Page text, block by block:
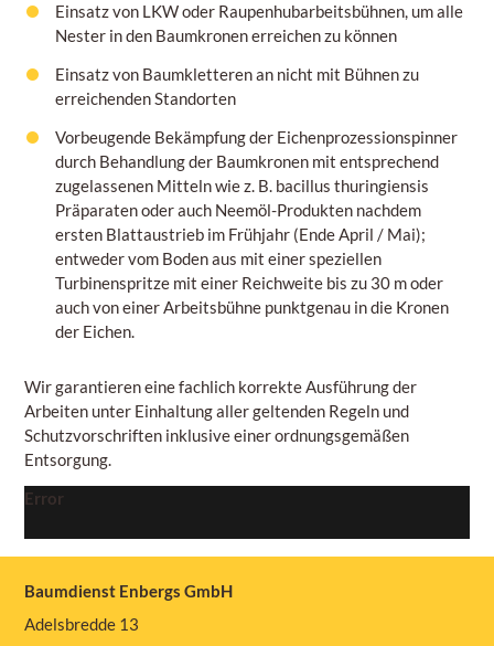
Einsatz von LKW oder Raupenhubarbeitsbühnen, um alle
Nester in den Baumkronen erreichen zu können
Einsatz von Baumkletteren an nicht mit Bühnen zu
erreichenden Standorten
Vorbeugende Bekämpfung der Eichenprozessionspinner
durch Behandlung der Baumkronen mit entsprechend
zugelassenen Mitteln wie z. B. bacillus thuringiensis
Präparaten oder auch Neemöl-Produkten nachdem
ersten Blattaustrieb im Frühjahr (Ende April / Mai);
entweder vom Boden aus mit einer speziellen
Turbinenspritze mit einer Reichweite bis zu 30 m oder
auch von einer Arbeitsbühne punktgenau in die Kronen
der Eichen.
Wir garantieren eine fachlich korrekte Ausführung der
Arbeiten unter Einhaltung aller geltenden Regeln und
Schutzvorschriften inklusive einer ordnungsgemäßen
Entsorgung.
Error
Baumdienst Enbergs GmbH
Adelsbredde 13